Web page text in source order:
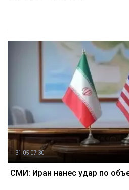
31.05 07:30
СМИ: Иран нанес удар по